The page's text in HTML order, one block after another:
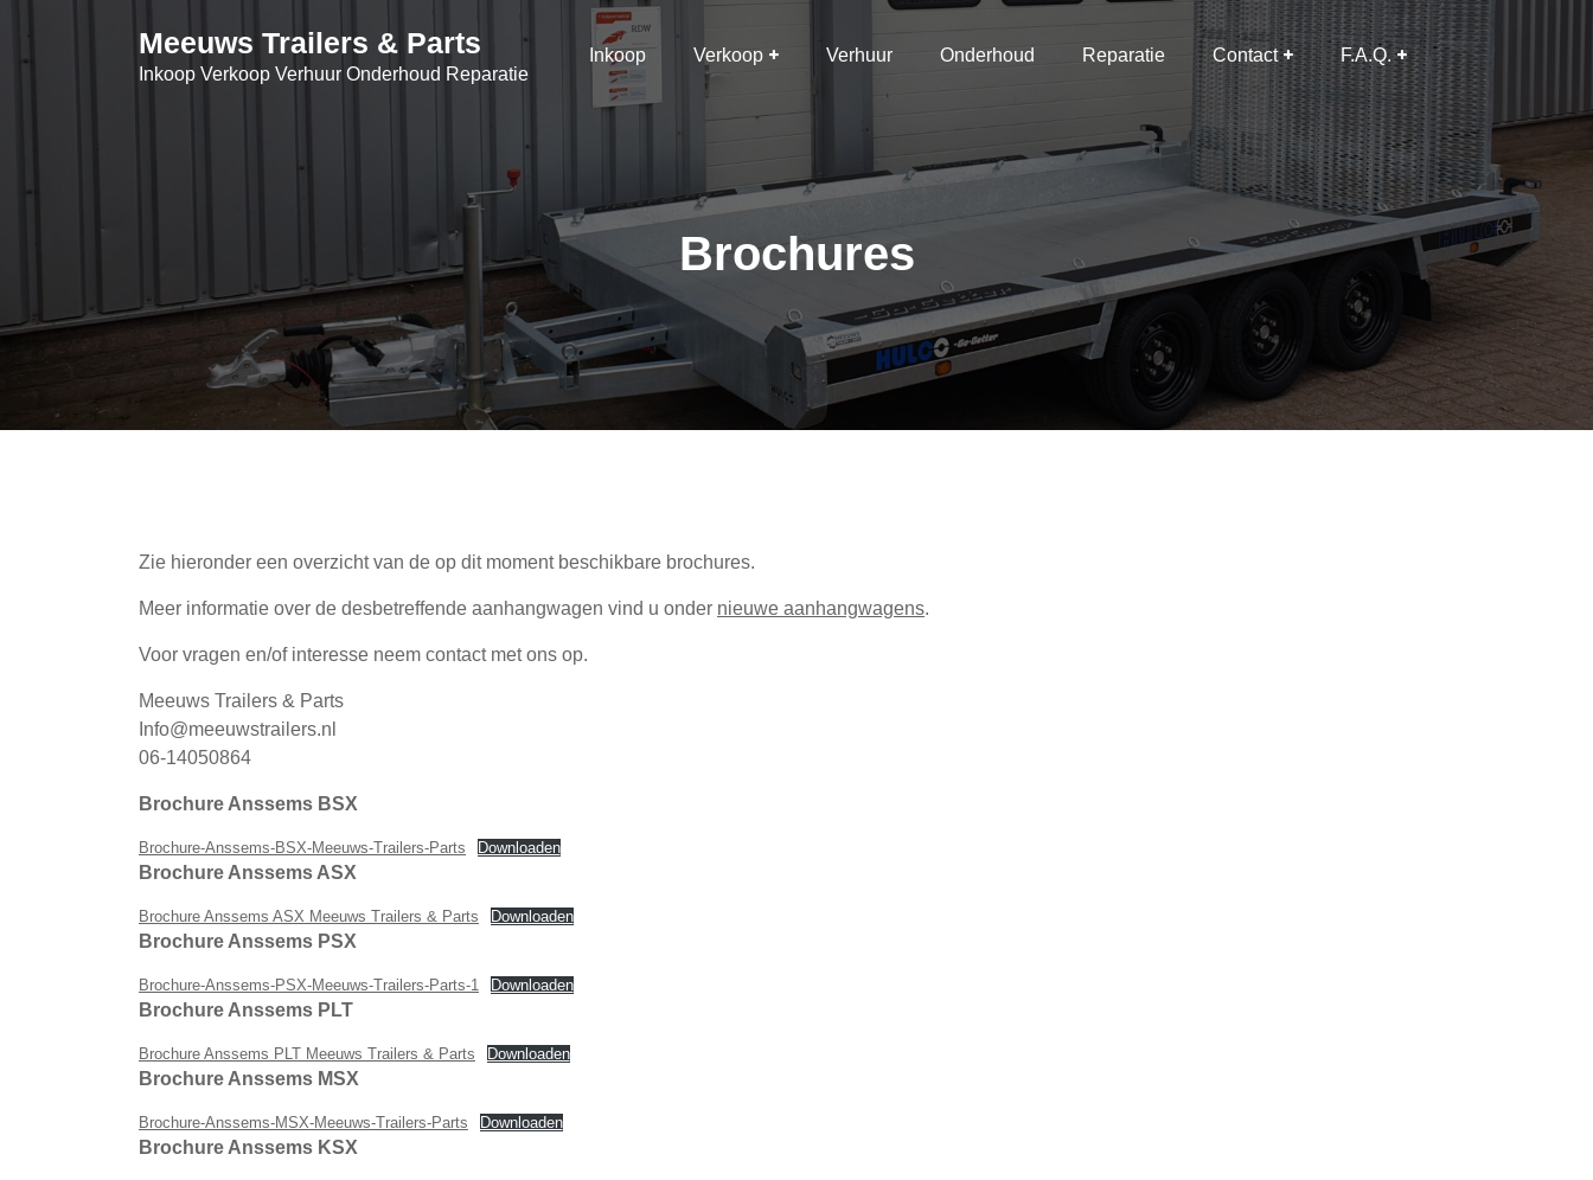
content
Meeuws Trailers & Parts
Inkoop Verkoop Verhuur Onderhoud Reparatie
Inkoop Verkoop Verhuur Onderhoud Reparatie Contact F.A.Q.
Brochures
Zie hieronder een overzicht van de op dit moment beschikbare brochures.
Meer informatie over de desbetreffende aanhangwagen vind u onder nieuwe aanhangwagens.
Voor vragen en/of interesse neem contact met ons op.
Meeuws Trailers & Parts
Info@meeuwstrailers.nl
06-14050864
Brochure Anssems BSX
Brochure-Anssems-BSX-Meeuws-Trailers-Parts Downloaden
Brochure Anssems ASX
Brochure Anssems ASX Meeuws Trailers & Parts Downloaden
Brochure Anssems PSX
Brochure-Anssems-PSX-Meeuws-Trailers-Parts-1 Downloaden
Brochure Anssems PLT
Brochure Anssems PLT Meeuws Trailers & Parts Downloaden
Brochure Anssems MSX
Brochure-Anssems-MSX-Meeuws-Trailers-Parts Downloaden
Brochure Anssems KSX